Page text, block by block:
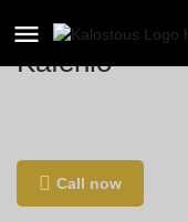
Kafenio
Call now